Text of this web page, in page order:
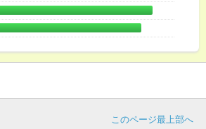
このページ最上部へ